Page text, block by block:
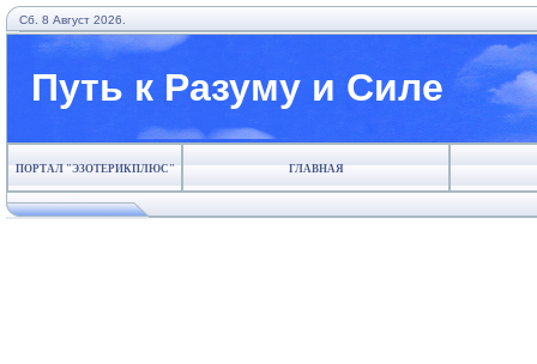
Сб. 8 Август 2026.
Путь к Разуму и Силе
ПОРТАЛ "ЭЗОТЕРИКПЛЮС" ГЛАВНАЯ